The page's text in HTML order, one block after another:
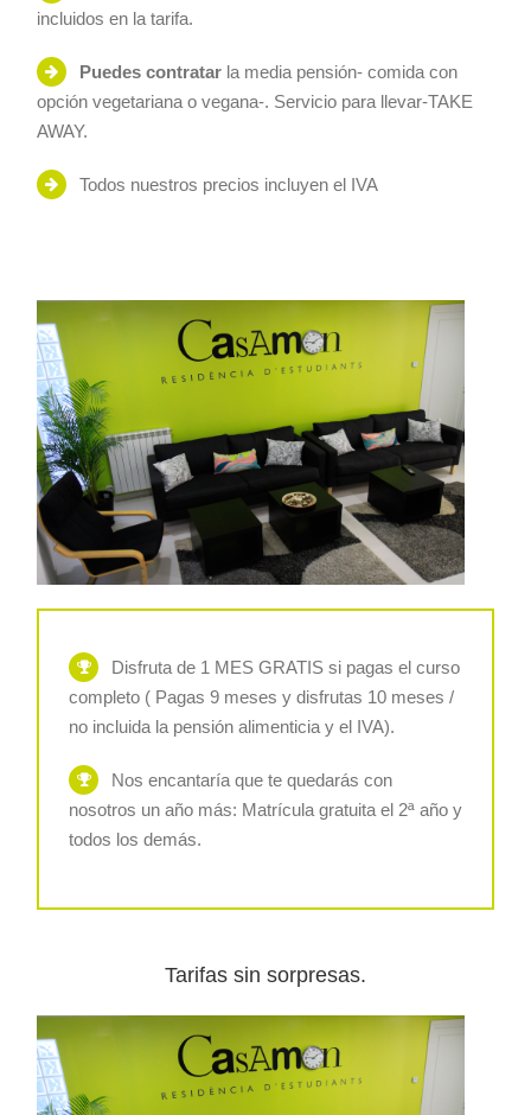
incluidos en la tarifa.
Puedes contratarla media pensión- comida con
opción vegetariana o vegana-. Servicio para llevar-TAKE
AWAY.
Todos nuestros precios incluyen el IVA
Disfruta de 1 MES GRATIS si pagas el curso
completo ( Pagas 9 meses y disfrutas 10 meses /
no incluida la pensión alimenticia y el IVA).
Nos encantaría que te quedarás con
nosotros un año más: Matrícula gratuita el 2ª año y
todos los demás.
Tarifas sin sorpresas.